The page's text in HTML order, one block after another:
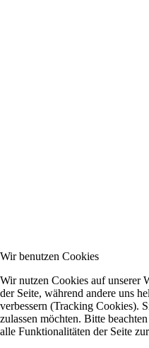
Wir benutzen Cookies
Wir nutzen Cookies auf unserer
der Seite, während andere uns
verbessern (Tracking Cookies).
zulassen möchten. Bitte
alle Funktionalitäten der Seite